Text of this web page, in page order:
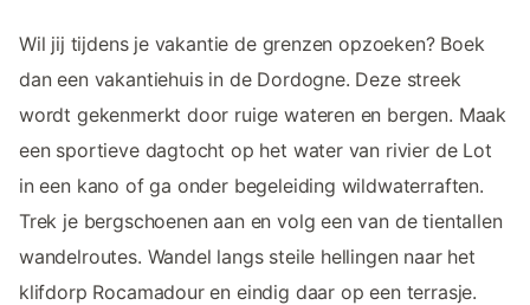
Wil jij tijdens je vakantie de grenzen opzoeken? Boek
dan een vakantiehuis in de Dordogne. Deze streek
wordt gekenmerkt door ruige wateren en bergen. Maak
een sportieve dagtocht op het water van rivier de Lot
in een kano of ga onder begeleiding wildwaterraften.
Trek je bergschoenen aan en volg een van de tientallen
wandelroutes. Wandel langs steile hellingen naar het
klifdorp Rocamadour en eindig daar op een terrasje.